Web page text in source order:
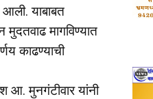
याबाबत
मागविण्यात
काढण्याची
आ. मुनगंटीवार यांनी